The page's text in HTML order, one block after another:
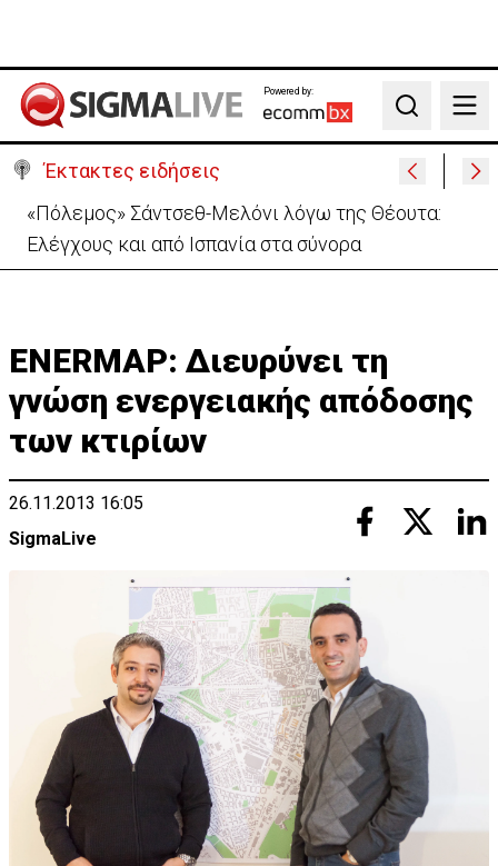
Powered by:
Search
Έκτακτες ειδήσεις
30 χρόνια από τις δολοφονίες Ισαάκ-Σολωμού-
Εκδήλωση μνήμης απόψε στο Παραλίμνι
ENERMAP: Διευρύνει τη
γνώση ενεργειακής απόδοσης
των κτιρίων
26.11.2013 16:05
SigmaLive